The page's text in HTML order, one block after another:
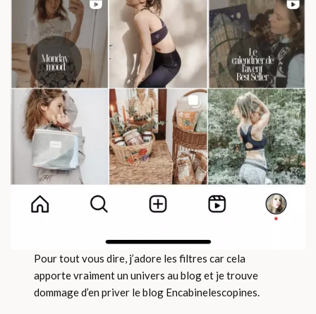
Pour tout vous dire, j’adore les filtres car cela
apporte vraiment un univers au blog et je trouve
dommage d’en priver le blog Encabinelescopines.